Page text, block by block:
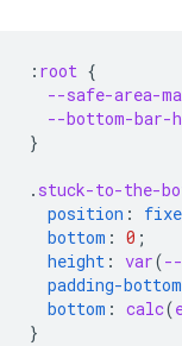
: root {
--safe-area-
--bottom-bar-
}
. stuck-to-the-
position :
bottom : 0 ;
height : var(
padding-bottom
bottom : calc(
}